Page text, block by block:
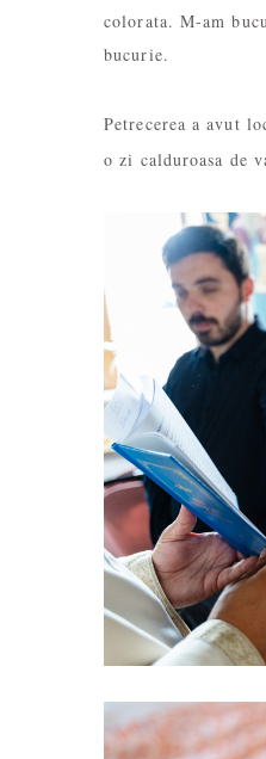
colorata. M-am
bucurie.
Petrecerea a avut
o zi calduroasa de